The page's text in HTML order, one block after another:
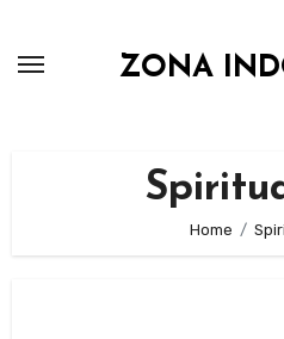
ZONA
Home